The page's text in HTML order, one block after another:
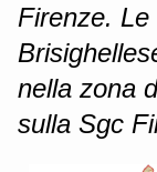
Firenze.
nella zona
sulla Sgc